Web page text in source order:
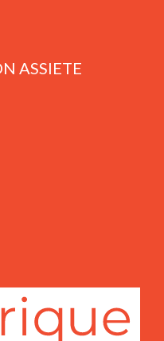
ASSIETE